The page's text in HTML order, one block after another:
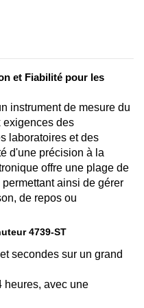
et Fiabilité pour les
instrument de mesure du
exigences des
laboratoires et des
d'une précision à la
offre une plage de
ainsi de gérer
de repos ou
4739-ST
secondes sur un grand
heures, avec une